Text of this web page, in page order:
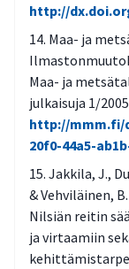
http://
Maa- ja
Maa- ja
julkaisuja 1/
http://mmm.fi/
20f0-44a5-
Jakkila, J.,
& Vehviläinen,
Nilsiän reitin
ja virtaamiin